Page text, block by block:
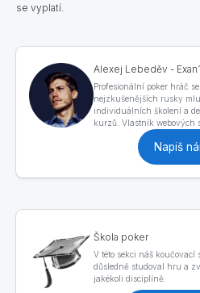
se vyplatí.
Alexej Lebeděv -
Profesionální poker hráč
nejzkušenějších rusky
individuálních školení a
kurzů. Vlastník webových
Napiš
Škola poker
V této sekci náš koučovací
důsledně studoval hru a
jakékoli disciplíně.